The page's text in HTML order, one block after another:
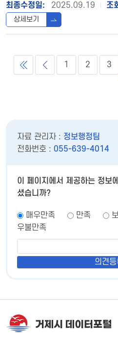
2025.09.19
상세보기
1 2 3
자료 관리자 : 정보행정팀
전화번호 : 055-639-4014
이 페이지에서 제공하는 정보
셨습니까?
매우만족 만족
우불만족
거제시 데이터포털